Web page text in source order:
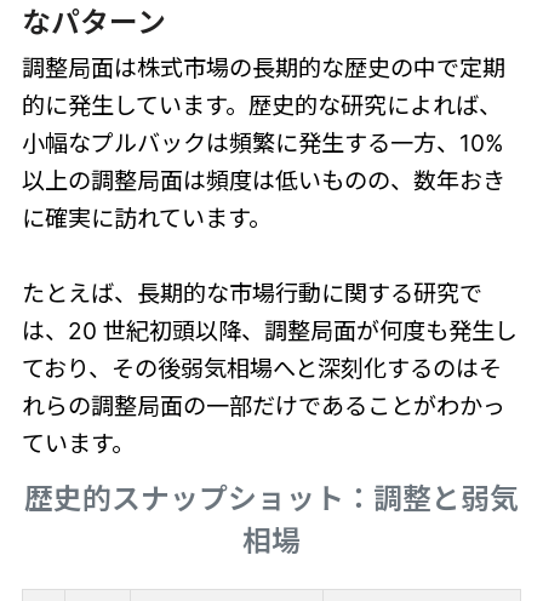
なパターン
調整局面は株式市場の長期的な歴史の中で定期
的に発生しています。歴史的な研究によれば、
小幅なプルバックは頻繁に発生する一方、10%
以上の調整局面は頻度は低いものの、数年おき
に確実に訪れています。
たとえば、長期的な市場行動に関する研究で
は、20 世紀初頭以降、調整局面が何度も発生し
ており、その後弱気相場へと深刻化するのはそ
れらの調整局面の一部だけであることがわかっ
ています。
歴史的スナップショット：調整と弱気
相場